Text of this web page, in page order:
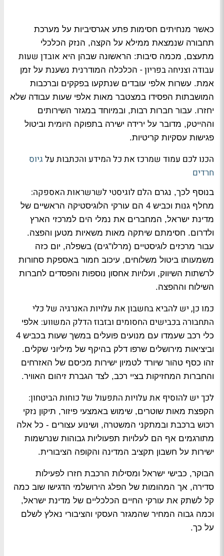
כאשר מנחיתים חסימות פתע אגרסיביות על מערכת
תחבורה שנמצאת ממילא על הקצה, הנזק הכלכלי
מתעצם, מכמה סיבות: הראשונה שבהן היא אובדן שעות
עבודה וצניחה בפריון - הכלכלה המודרנית נשענת על זמן
אמת. עשרות אלפי עובדים שנתקעו בפקקים וברכבות
המושבתות הפסידו במצטבר מאות אלפי שעות עבודה שלא
יחזרו. עבור חברות רבות, ובמיוחד במגזר השירותים
וההייטק, מדובר על ירידה ישירה בתפוקה היומית וביטול
פגישות עסקיות קריטיות.
הכנו לכם עמוד שמרכז את כל המידע והכתבות על גיוס
חרדים
בנוסף לכך, נגרם הלם לוגיסטי לשרשראות האספקה:
מחלף גנות וכביש 4 הם עורקי הלוגיסטיקה הראשיים של
מדינת ישראל, המחברים את נמלי הים למרכזי הארץ
ולדרום. חסימתם שיתקה מאות משאיות מטען והפצה.
עבור מרכזים לוגיסטיים (מרלו"גים) בשפלה, יום כזה
משמעותו ביטול משלוחים, עיכוב חמור באספקת סחורות
לרשתות השיווק, ועלויות אחסון נוספות והפסדים לחברות
השילוח וההפצה.
כמו כן, יש להביא בחשבון את עלויות האנרגיה של כלי
התחבורה בכבישים החסומים ובזבוז הדלק המשווע: אלפי
כלי רכב שעמדו עם מנועים פועלים במשך שעות בכביש 4
וביציאות מירושלים שרפו דלק בהיקף של מיליוני שקלים.
זהו כסף טהור שיורד לטמיון ישירות מכיסם של האזרחים
והחברות המחזיקות בציי רכב, לצד הגברת זיהום האוויר.
לכך יש להוסיף את עלויות התפעול של כוחות הביטחון:
הקפצת מאות שוטרים, שימוש באמצעי פיזור, תיקון נזקי
רכוש ברכבת ובמתקני המשטרה, ושינוע עצורים - כל אלה
מתורגמים אף הם לעלויות תפעוליות גבוהות שנרשמות
ישירות על חשבון תקציב המדינה והקופה הציבורית.
הבוקר, כבישי ישראל ומסילות הרכבת חזרו לפעילות
סדירה, אך המהומות של הפלג הירושלמי הדגישו שוב כמה
קל לשתק את עורקי החיים הכלכליים של מדינת ישראל,
וכמה גבוה המחיר שהמגזר העסקי והציבורי נאלץ לשלם
על כך.